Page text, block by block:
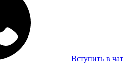
Вступить в чат